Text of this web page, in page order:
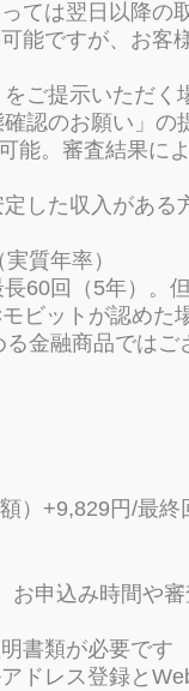
ては翌日以降の
能ですが、お客
ご提示いただく
認のお願い」
能。審査結果に
した収入がある
質年率）
60回（5年）。
ビットが認めた
金融商品ではご
）+9,829円/最終
申込み時間や
書類が必要です
ドレス登録と